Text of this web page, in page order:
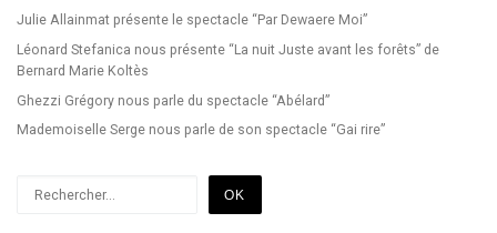
Julie Allainmat présente le spectacle “Par Dewaere Moi”
Léonard Stefanica nous présente “La nuit Juste avant les forêts” de
Bernard Marie Koltès
Ghezzi Grégory nous parle du spectacle “Abélard”
Mademoiselle Serge nous parle de son spectacle “Gai rire”
OK